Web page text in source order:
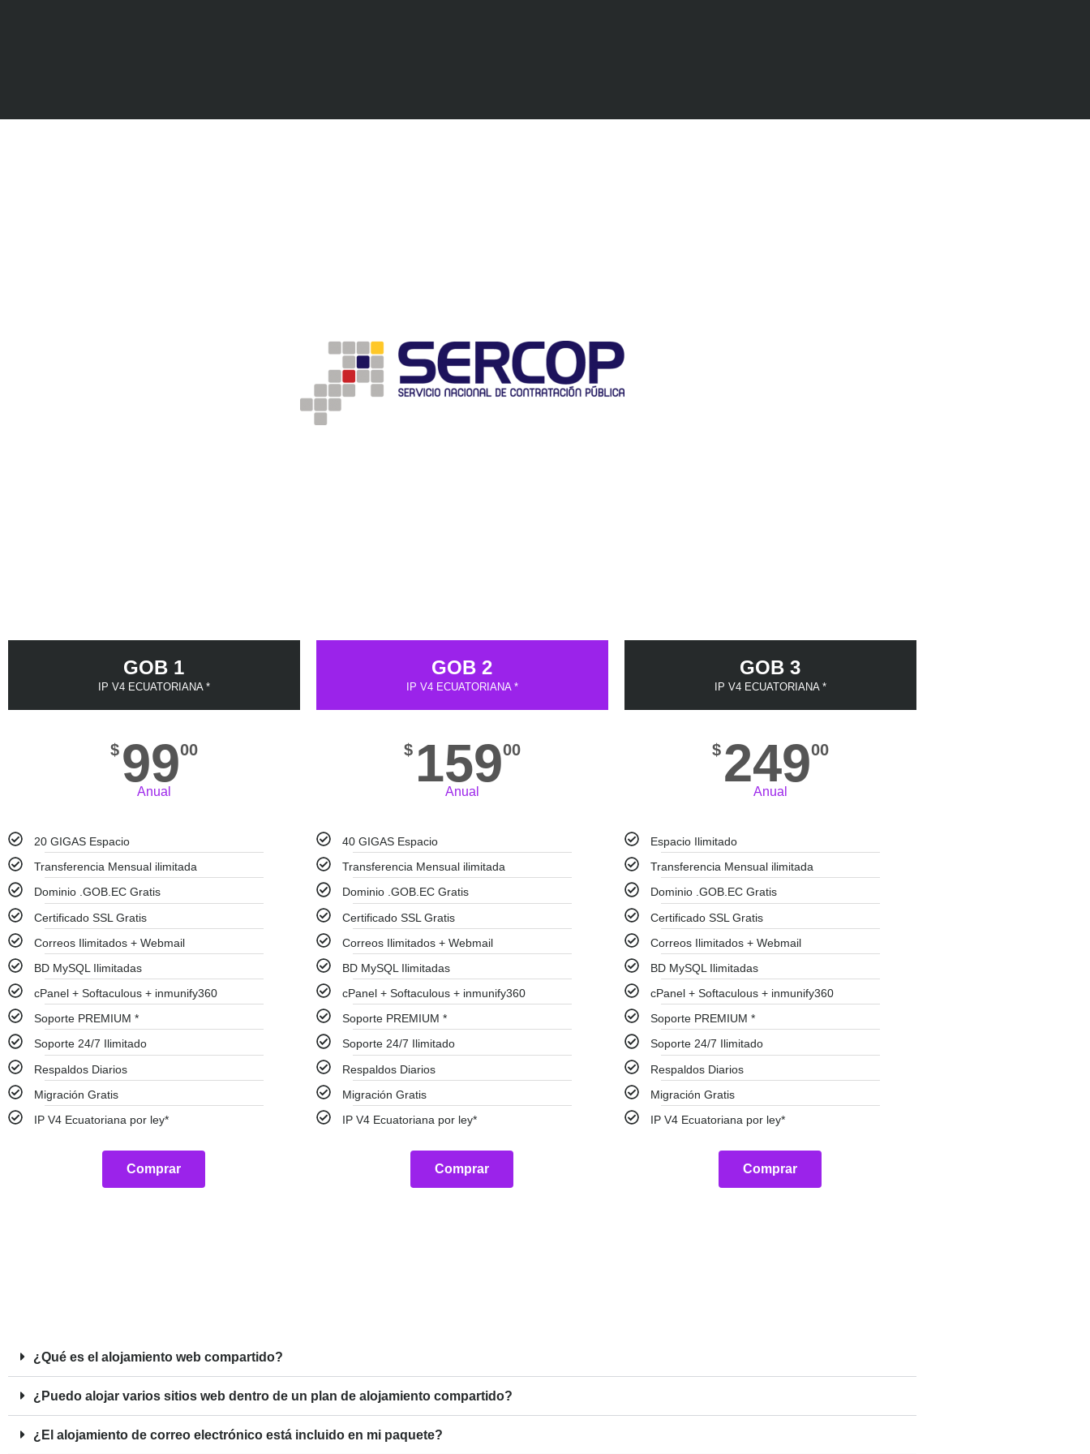
GOB 1
IP V4 ECUATORIANA *
$ 9900
Anual
20 GIGAS Espacio
Transferencia Mensual ilimitada
Dominio .GOB.EC Gratis
Certificado SSL Gratis
Correos Ilimitados + Webmail
BD MySQL Ilimitadas
cPanel + Softaculous + inmunify360
Soporte PREMIUM *
Soporte 24/7 Ilimitado
Respaldos Diarios
Migración Gratis
IP V4 Ecuatoriana por ley*
Comprar
GOB 2
IP V4 ECUATORIANA *
$ 15900
Anual
40 GIGAS Espacio
Transferencia Mensual ilimitada
Dominio .GOB.EC Gratis
Certificado SSL Gratis
Correos Ilimitados + Webmail
BD MySQL Ilimitadas
cPanel + Softaculous + inmunify360
Soporte PREMIUM *
Soporte 24/7 Ilimitado
Respaldos Diarios
Migración Gratis
IP V4 Ecuatoriana por ley*
Comprar
GOB 3
IP V4 ECUATORIANA *
$ 24900
Anual
Espacio Ilimitado
Transferencia Mensual ilimitada
Dominio .GOB.EC Gratis
Certificado SSL Gratis
Correos Ilimitados + Webmail
BD MySQL Ilimitadas
cPanel + Softaculous + inmunify360
Soporte PREMIUM *
Soporte 24/7 Ilimitado
Respaldos Diarios
Migración Gratis
IP V4 Ecuatoriana por ley*
Comprar
¿Qué es el alojamiento web compartido?
¿Puedo alojar varios sitios web dentro de un plan de alojamiento compartido?
¿El alojamiento de correo electrónico está incluido en mi paquete?